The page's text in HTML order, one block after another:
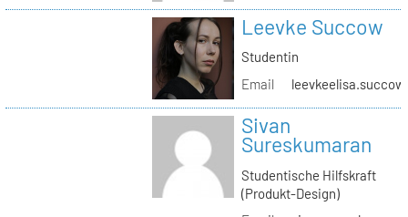
Leevke Succow
Studentin
Email
Sivan
Sureskumaran
Studentische Hilfskraft
(Produkt-Design)